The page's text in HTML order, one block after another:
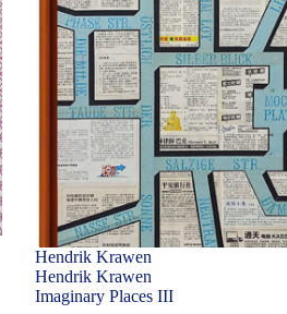
Hendrik Krawen
Hendrik Krawen
Imaginary Places III